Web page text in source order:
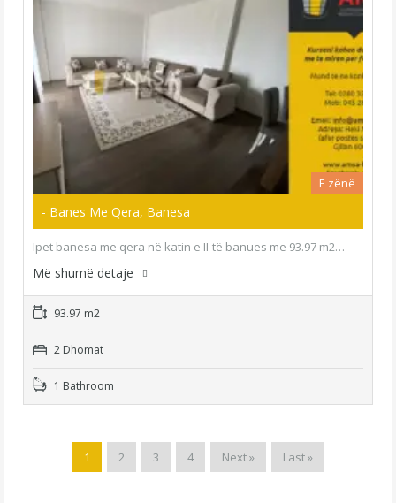
E zënë
- Banes Me Qera, Banesa
Ipet banesa me qera në katin e II-të banues me 93.97 m2…
Më shumë detaje
93.97 m2
2 Dhomat
1 Bathroom
1 2 3 4 Next » Last »